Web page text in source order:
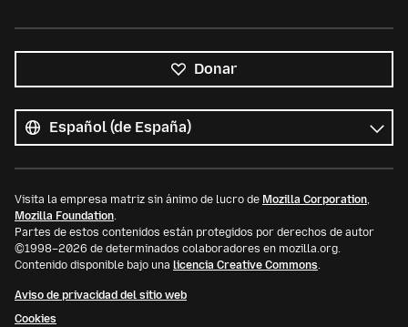
Donar
los
idiomas
Idioma
Visita la empresa matriz sin ánimo de lucro de Mozilla Corporation,
Mozilla Foundation.
Partes de estos contenidos están protegidos por derechos de autor
©1998–2026 de determinados colaboradores en mozilla.org.
Contenido disponible bajo una licencia Creative Commons.
Aviso de privacidad del sitio web
Cookies